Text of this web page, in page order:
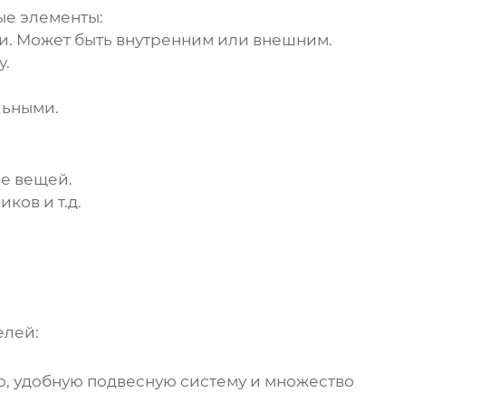
элементы:
Может быть внутренним или внешним.
вещей.
и т.д.
удобную подвесную систему и множество